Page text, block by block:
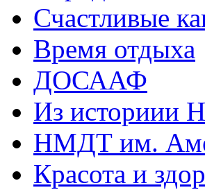
Счастливые
Время отдыха
ДОСААФ
Из историии
НМДТ им.
Красота и